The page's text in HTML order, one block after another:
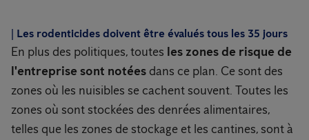
| Les rodenticides doivent être évalués tous les 35 jours
En plus des politiques, toutes les zones de risque de
l'entreprise sont notées dans ce plan. Ce sont des
zones où les nuisibles se cachent souvent. Toutes les
zones où sont stockées des denrées alimentaires,
telles que les zones de stockage et les cantines, sont à